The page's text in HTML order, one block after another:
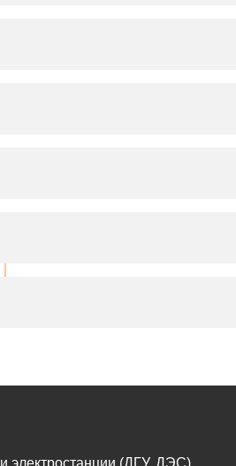
электростанции (ДГУ, ДЭС)